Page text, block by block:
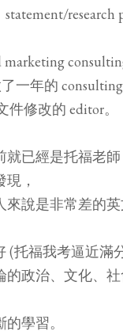
research
一年的 consulting
修改的 editor。
已經是托福老師
，
說是非常差的英
福我考逼近滿
政治、文化、社
學習。